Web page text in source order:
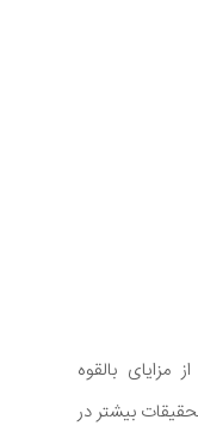
بالقوه
بیشتر در